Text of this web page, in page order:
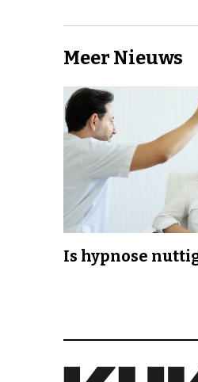
Meer Nieuws
Is hypnose